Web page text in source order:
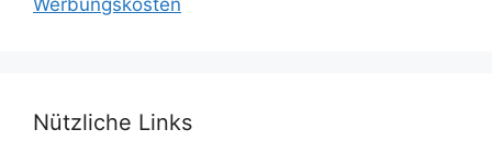
Werbungskosten
Nützliche Links